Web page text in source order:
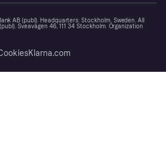
AB (publ). Headquarters: Stockholm, Sweden. All
Sveavägen 46, 111 34 Stockholm. Organization
Klarna.com